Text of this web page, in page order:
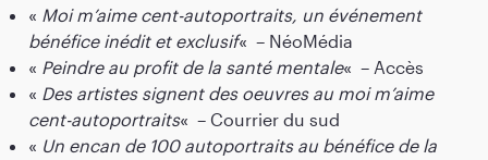
« Moi m’aime cent-autoportraits, un événement
bénéfice inédit et exclusif« – NéoMédia
« Peindre au profit de la santé mentale« – Accès
« Des artistes signent des oeuvres au moi m’aime
cent-autoportraits« – Courrier du sud
« Un encan de 100 autoportraits au bénéfice de la